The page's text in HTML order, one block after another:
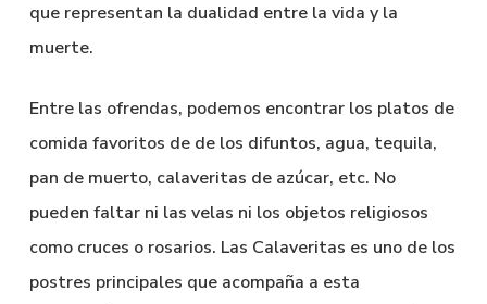
que representan la dualidad entre la vida y la
muerte.
Entre las ofrendas, podemos encontrar los platos de
comida favoritos de de los difuntos, agua, tequila,
pan de muerto, calaveritas de azúcar, etc. No
pueden faltar ni las velas ni los objetos religiosos
como cruces o rosarios. Las Calaveritas es uno de los
postres principales que acompaña a esta